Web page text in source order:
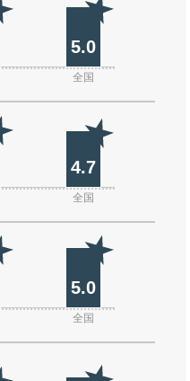
5.0
全国
4.7
全国
5.0
全国